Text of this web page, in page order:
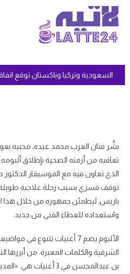
السعودية وتركيا وباكستان توقع
بشَّر فنان العرب محمد عبده، محبيه
الذي تعاون فيه مع الموسيقار الدكتور
توقف قسري بسبب رحلة علاجية
باريس، ليطمئن جمهوره من خلال هذا
واستعداده للعطاء الفني من جديد.
الألبوم يضم 7 أغنيات تتنوع في
الشرقية والكلمات المعبرة. من أبرزها
بن عبدالمحسن في 3